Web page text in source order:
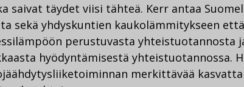
saivat täydet viisi tähteä. Kerr antaa
sekä yhdyskuntien kaukolämmitykseen
perustuvasta yhteistuotannosta
hyödyntämisestä yhteistuotannossa.
merkittävää